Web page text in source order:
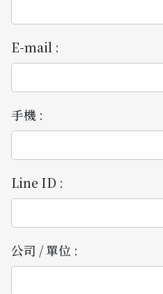
E-mail :
手機 :
Line ID :
公司 / 單位 :